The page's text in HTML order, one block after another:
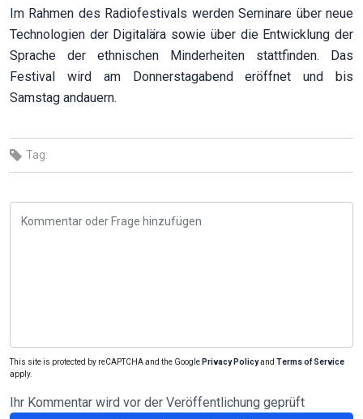
Im Rahmen des Radiofestivals werden Seminare über neue
Technologien der Digitalära sowie über die Entwicklung der
Sprache der ethnischen Minderheiten stattfinden. Das
Festival wird am Donnerstagabend eröffnet und bis
Samstag andauern.
Tag:
This site is protected by reCAPTCHA and the Google Privacy Policyand Terms of Service
apply.
Ihr Kommentar wird vor der Veröffentlichung geprüft